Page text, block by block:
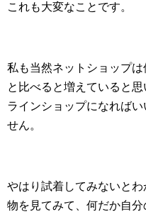
これも大変なことです。
私も当然ネットショップ
と比べると増えていると
ラインショップになれば
せん。
やはり試着してみないと
物を見てみて、何だか自